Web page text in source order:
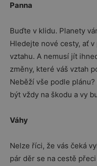
Panna
Buďte v klidu. Planety
Hledejte nové cesty, ať
vztahu. A nemusí jít
změny, které váš vztah
Neběží vše podle
být vždy na škodu a vy
Váhy
Nelze říci, že vás čeká
pár děr se na cestě